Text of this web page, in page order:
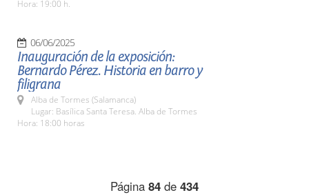
Hora: 19:00 h.
06/06/2025
Inauguración de la exposición:
Bernardo Pérez. Historia en barro y
filigrana
Alba de Tormes (Salamanca)
Lugar: Basílica Santa Teresa. Alba de Tormes
Hora: 18:00 horas
Página 84 de 434